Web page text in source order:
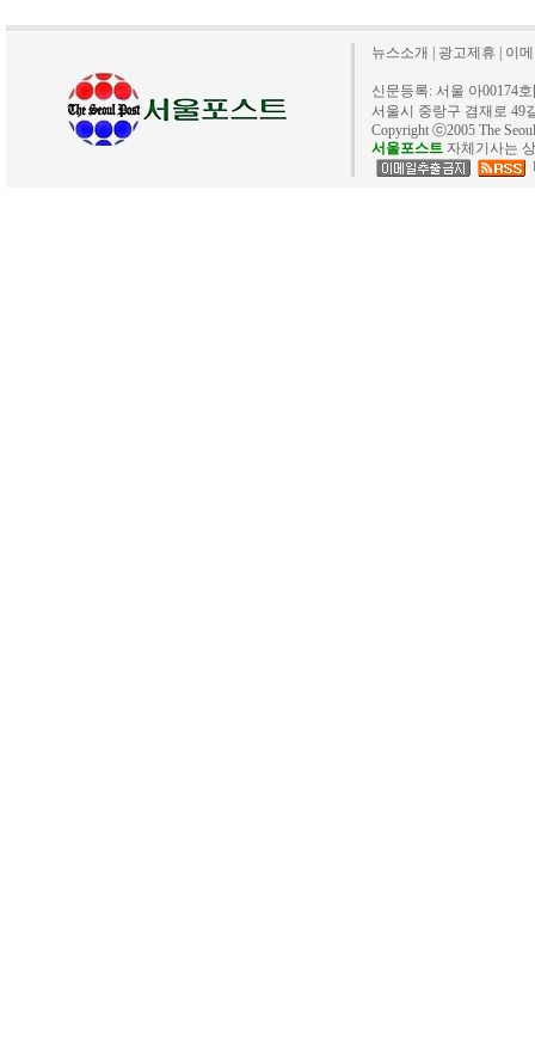
뉴스소개 광고제휴 이
신문등록: 서울 아00174
서울시 중랑구 겸재로 49
Copyright ⓒ2005 The
서울포스트 자체기사는